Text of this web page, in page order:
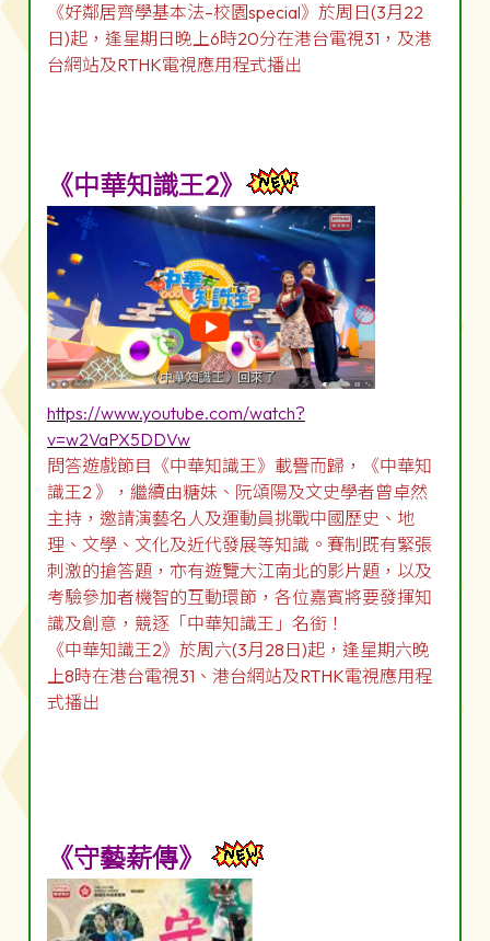
《好鄰居齊學基本法–校園special》於周日(3月22
日)起，逢星期日晚上6時20分在港台電視31，及港
台網站及RTHK電視應用程式播出
《中華知識王2》
https://www.youtube.com/watch?
v=w2VaPX5DDVw
問答遊戲節目《中華知識王》載譽而歸，《中華知
識王2 》，繼續由糖妹、阮頌陽及文史學者曾卓然
主持，邀請演藝名人及運動員挑戰中國歷史、地
理、文學、文化及近代發展等知識。賽制既有緊張
刺激的搶答題，亦有遊覽大江南北的影片題，以及
考驗參加者機智的互動環節，各位嘉賓將要發揮知
識及創意，競逐「中華知識王」名銜！
《中華知識王2》於周六(3月28日)起，逢星期六晚
上8時在港台電視31、港台網站及RTHK電視應用程
式播出
《守藝薪傳》